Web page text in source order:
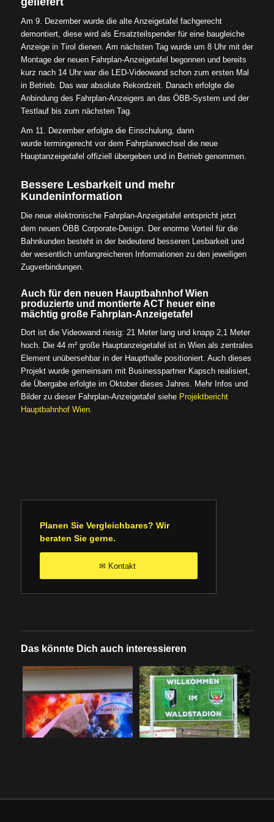
Am 9. Dezember wurde die alte Anzeigetafel fachgerecht
demontiert, diese wird als Ersatzteilspender für eine baugleiche
Anzeige in Tirol dienen. Am nächsten Tag wurde um 8 Uhr mit der
Montage der neuen Fahrplan-Anzeigetafel begonnen und bereits
kurz nach 14 Uhr war die LED-Videowand schon zum ersten Mal
in Betrieb. Das war absolute Rekordzeit. Danach erfolgte die
Anbindung des Fahrplan-Anzeigers an das ÖBB-System und der
Testlauf bis zum nächsten Tag.
Am 11. Dezember erfolgte die Einschulung, dann
wurde termingerecht vor dem Fahrplanwechsel die neue
Hauptanzeigetafel offiziell übergeben und in Betrieb genommen.
Bessere Lesbarkeit und mehr
Kundeninformation
Die neue elektronische Fahrplan-Anzeigetafel entspricht jetzt
dem neuen ÖBB Corporate-Design. Der enorme Vorteil für die
Bahnkunden besteht in der bedeutend besseren Lesbarkeit und
der wesentlich umfangreicheren Informationen zu den jeweiligen
Zugverbindungen.
Auch für den neuen Hauptbahnhof Wien
produzierte und montierte ACT heuer eine
mächtig große Fahrplan-Anzeigetafel
Dort ist die Videowand riesig: 21 Meter lang und knapp 2,1 Meter
hoch. Die 44 m² große Hauptanzeigetafel ist in Wien als zentrales
Element unübersehbar in der Haupthalle positioniert. Auch dieses
Projekt wurde gemeinsam mit Businesspartner Kapsch realisiert,
die Übergabe erfolgte im Oktober dieses Jahres. Mehr Infos und
Bilder zu dieser Fahrplan-Anzeigetafel siehe Projektbericht
Hauptbahnhof Wien.
Planen Sie Vergleichbares? Wir
beraten Sie gerne.
✉ Kontakt
Das könnte Dich auch interessieren